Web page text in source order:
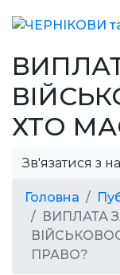
ХТО
Зв'язатися з
Головна
ВИПЛАТА
ПРАВО?